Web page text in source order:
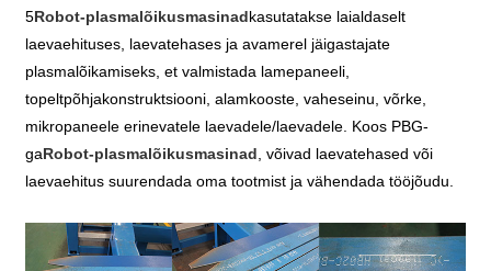
5Robot-plasmalõikusmasinadkasutatakse laialdaselt
laevaehituses, laevatehases ja avamerel jäigastajate
plasmalõikamiseks, et valmistada lamepaneeli,
topeltpõhjakonstruktsiooni, alamkooste, vaheseinu, võrke,
mikropaneele erinevatele laevadele/laevadele. Koos PBG-
gaRobot-plasmalõikusmasinad, võivad laevatehased või
laevaehitus suurendada oma tootmist ja vähendada tööjõudu.